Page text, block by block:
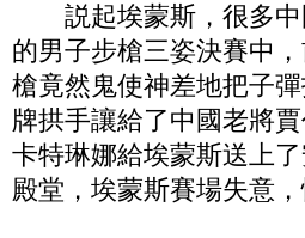
説起埃蒙斯，很多中
的男子步槍三姿決賽中
槍竟然鬼使神差地把子
牌拱手讓給了中國老將
卡特琳娜給埃蒙斯送上
殿堂，埃蒙斯賽場失意，